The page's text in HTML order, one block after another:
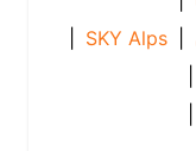
SKY
|